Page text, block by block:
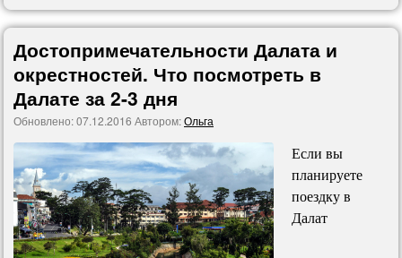
Достопримечательности Далата и
окрестностей. Что посмотреть в
Далате за 2-3 дня
Обновлено:07.12.2016 Автором:Ольга
Если вы
планируете
поездку в
Далат